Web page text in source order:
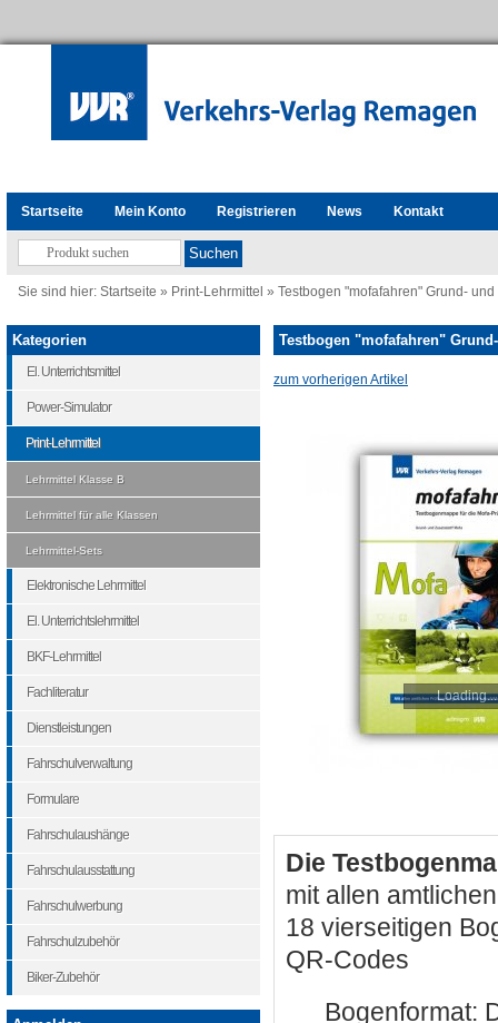
Startseite Mein Konto Registrieren News Kontakt
Sie sind hier: Startseite » Print-Lehrmittel » Testbogen "mofafahren" Grund-
Testbogen "mofafahren"
zum vorherigen Artikel
Loading...
Die
mit allen
18 vierseitigen
QR-Codes
Bogenformat:
Kategorien
El. Unterrichtsmittel
Power-Simulator
Print-Lehrmittel
Lehrmittel Klasse B
Lehrmittel für alle Klassen
Lehrmittel-Sets
Elektronische Lehrmittel
El. Unterrichtslehrmittel
BKF-Lehrmittel
Fachliteratur
Dienstleistungen
Fahrschulverwaltung
Formulare
Fahrschulaushänge
Fahrschulausstattung
Fahrschulwerbung
Fahrschulzubehör
Biker-Zubehör